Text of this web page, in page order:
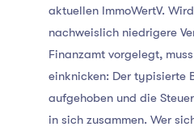
aktuellen ImmoWertV.
nachweislich niedrigere
Finanzamt vorgelegt,
einknicken: Der typisierte
aufgehoben und die
in sich zusammen. Wer